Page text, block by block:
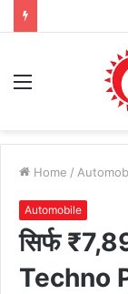
Menu
Home /
Automobile
सिर्फ
Techno